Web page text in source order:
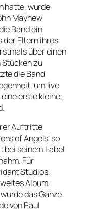
hatte, wurde
Mayhew
Band ein
der Eltern ihres
über einen
zu
die Band
um live
erste kleine,
Auftritte
of Angels‘ so
bei seinem Label
Für
Studios,
Album
das Ganze
von Paul